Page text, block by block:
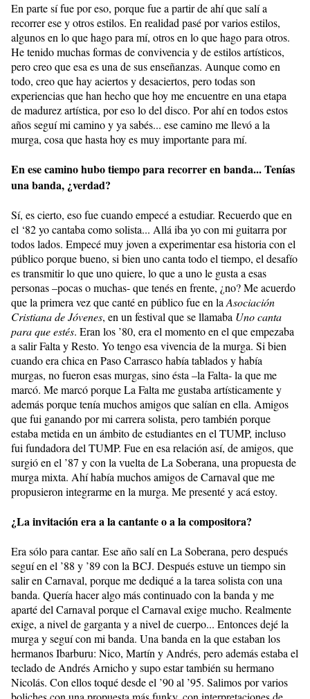
En parte sí fue por eso, porque fue a partir de ahí que salí a
recorrer ese y otros estilos. En realidad pasé por varios estilos,
algunos en lo que hago para mí, otros en lo que hago para otros.
He tenido muchas formas de convivencia y de estilos artísticos,
pero creo que esa es una de sus enseñanzas. Aunque como en
todo, creo que hay aciertos y desaciertos, pero todas son
experiencias que han hecho que hoy me encuentre en una etapa
de madurez artística, por eso lo del disco. Por ahí en todos estos
años seguí mi camino y ya sabés... ese camino me llevó a la
murga, cosa que hasta hoy es muy importante para mí.
En ese camino hubo tiempo para recorrer en banda... Tenías
una banda, ¿verdad?
Sí, es cierto, eso fue cuando empecé a estudiar. Recuerdo que en
el ‘82 yo cantaba como solista... Allá iba yo con mi guitarra por
todos lados. Empecé muy joven a experimentar esa historia con el
público porque bueno, si bien uno canta todo el tiempo, el desafío
es transmitir lo que uno quiere, lo que a uno le gusta a esas
personas –pocas o muchas- que tenés en frente, ¿no? Me acuerdo
que la primera vez que canté en público fue en laAsociación
Cristiana de Jóvenes, en un festival que se llamaba Uno canta
para que estés. Eran los ’80, era el momento en el que empezaba
a salir Falta y Resto. Yo tengo esa vivencia de la murga. Si bien
cuando era chica en Paso Carrasco había tablados y había
murgas, no fueron esas murgas, sino ésta –la Falta- la que me
marcó. Me marcó porque La Falta me gustaba artísticamente y
además porque tenía muchos amigos que salían en ella. Amigos
que fui ganando por mi carrera solista, pero también porque
estaba metida en un ámbito de estudiantes en el TUMP, incluso
fui fundadora del TUMP. Fue en esa relación así, de amigos, que
surgió en el ’87 y con la vuelta de La Soberana, una propuesta de
murga mixta. Ahí había muchos amigos de Carnaval que me
propusieron integrarme en la murga. Me presenté y acá estoy.
¿La invitación era a la cantante o a la compositora?
Era sólo para cantar. Ese año salí en La Soberana, pero después
seguí en el ’88 y ’89 con la BCJ. Después estuve un tiempo sin
salir en Carnaval, porque me dediqué a la tarea solista con una
banda. Quería hacer algo más continuado con la banda y me
aparté del Carnaval porque el Carnaval exige mucho. Realmente
exige, a nivel de garganta y a nivel de cuerpo... Entonces dejé la
murga y seguí con mi banda. Una banda en la que estaban los
hermanos Ibarburu: Nico, Martín y Andrés, pero además estaba el
teclado de Andrés Arnicho y supo estar también su hermano
Nicolás. Con ellos toqué desde el ’90 al ’95. Salimos por varios